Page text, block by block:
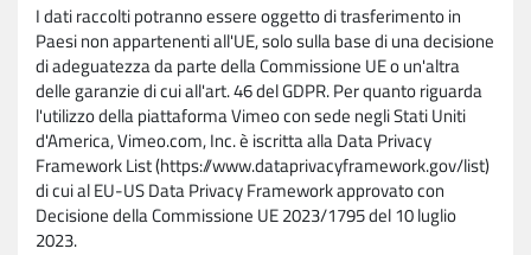
I dati raccolti potranno essere oggetto di trasferimento in
Paesi non appartenenti all'UE, solo sulla base di una decisione
di adeguatezza da parte della Commissione UE o un'altra
delle garanzie di cui all'art. 46 del GDPR. Per quanto riguarda
l'utilizzo della piattaforma Vimeo con sede negli Stati Uniti
d'America, Vimeo.com, Inc. è iscritta alla Data Privacy
Framework List (https://www.dataprivacyframework.gov/list)
di cui al EU-US Data Privacy Framework approvato con
Decisione della Commissione UE 2023/1795 del 10 luglio
2023.